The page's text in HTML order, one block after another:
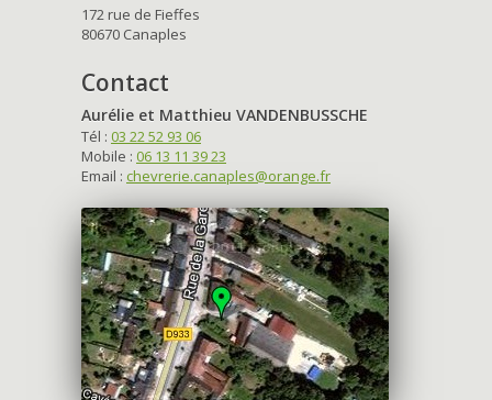
172 rue de Fieffes
80670 Canaples
Contact
Aurélie et Matthieu VANDENBUSSCHE
Tél : 03 22 52 93 06
Mobile : 06 13 11 39 23
Email : chevrerie.canaples@orange.fr